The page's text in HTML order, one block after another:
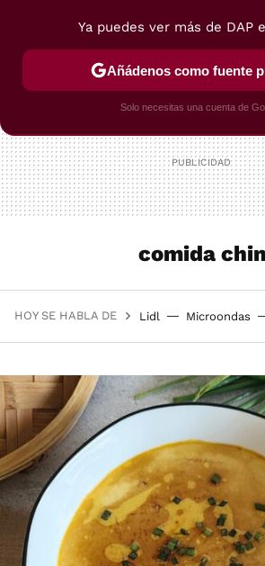
POSTRES VIAJES SELECCIÓN
comida
HOY SE HABLA DE Lidl Microondas
Ya puedes ver más de DAP
Añádenos como fuente
Solo necesitas una cuenta de